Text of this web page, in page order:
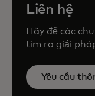
Liên hệ
Hãy để các
tìm ra giải
Yêu cầu